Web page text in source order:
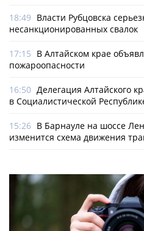
18:49 Власти Рубцовска
несанкционированных свалок
17:15 В Алтайском крае
пожароопасности
16:50 Делегация Алтайского
в Социалистической
15:26 В Барнауле на шоссе
изменится схема движения